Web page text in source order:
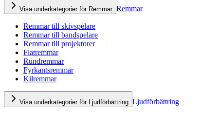
Visa underkategorier för Remmar Remmar
Remmar till skivspelare
Remmar till bandspelare
Remmar till projektorer
Flatremmar
Rundremmar
Fyrkantsremmar
Kilremmar
Visa underkategorier för Ljudförbättring Ljudförbättring